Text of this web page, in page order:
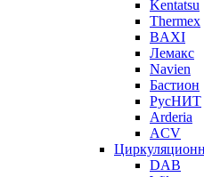
Kentatsu
Thermex
BAXI
Лемакс
Navien
Бастион
РусНИТ
Arderia
ACV
DAB